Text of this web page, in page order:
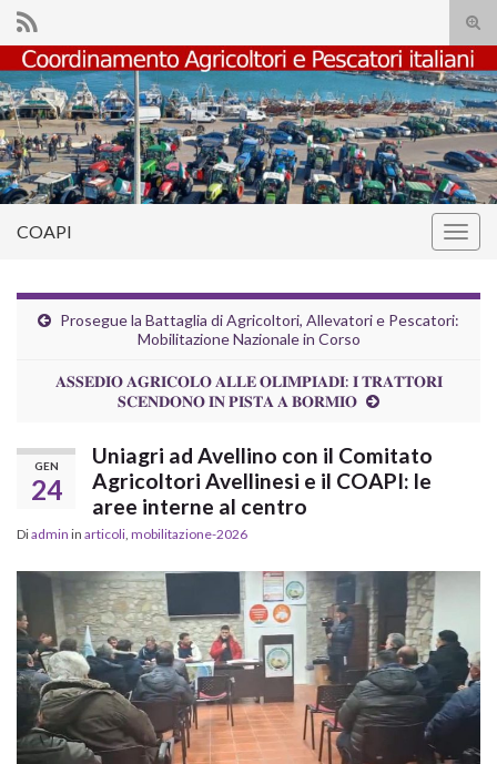
il
di
Search for:
COAPI
Prosegue la Battaglia di Agricoltori, Allevatori e Pescatori:
Mobilitazione Nazionale in Corso
𝐀𝐒𝐒𝐄𝐃𝐈𝐎 𝐀𝐆𝐑𝐈𝐂𝐎𝐋𝐎 𝐀𝐋𝐋𝐄 𝐎𝐋𝐈𝐌𝐏𝐈𝐀𝐃𝐈: 𝐈 𝐓𝐑𝐀𝐓𝐓𝐎𝐑𝐈
𝐒𝐂𝐄𝐍𝐃𝐎𝐍𝐎 𝐈𝐍 𝐏𝐈𝐒𝐓𝐀 𝐀 𝐁𝐎𝐑𝐌𝐈𝐎
GEN
24
Uniagri ad Avellino con il Comitato
Agricoltori Avellinesi e il COAPI: le
aree interne al centro
Diadmin in articoli, mobilitazione-2026